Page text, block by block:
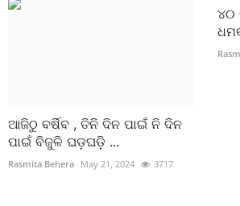
ଆଜିଠୁ ବର୍ଷିବ , ତିନି ଦିନ ପାଇଁ ନି ଦିନ
ପାଇଁ ବିଜୁଳି ଘଡ଼ଘଡ଼ି ...
Rasmita Behera May 21, 2024 3717
୪୦